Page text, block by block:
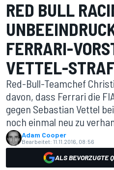
RED BULL
FERRARI-
ETTEL-
Red-Bull-Teamchef
davon, dass Ferrari die
gegen Sebastian Vettel
noch einmal neu zu
Adam Cooper
Bearbeitet: 11.11.2016, 08:56
ALS BEVORZUGTE